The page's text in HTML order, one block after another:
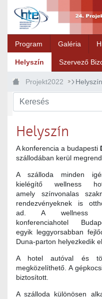
Ugrás a fő tartalomhoz
Program Galéria
Helyszín Szervező
Projekt2022 Helyszín
Helyszín
A konferencia a budapesti
szállodában kerül
A szálloda minden
kielégítő wellness
amely színvonalas
rendezvényeknek is
ad. A wellness
konferenciahotel
egyik leggyorsabban
Duna-parton helyezkedik
A hotel autóval és
megközelíthető. A
biztosított.
A szálloda különösen